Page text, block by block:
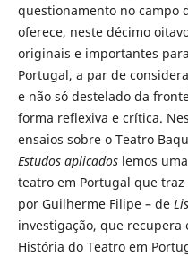
questionamento no campo
oferece, neste décimo
originais e importantes
Portugal, a par de
e não só destelado da
forma reflexiva e crítica.
ensaios sobre o Teatro
Estudos aplicadoslemos
teatro em Portugal que
por Guilherme Filipe – de
investigação, que
História do Teatro em